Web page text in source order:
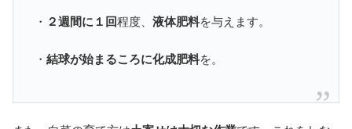
・ ２週間に１回程度、 液体肥料を与えます。
・ 結球が始まるころに化成肥料を。